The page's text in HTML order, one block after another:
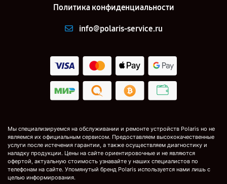
Политика конфиденциальности
info@polaris-service.ru
Мы специализируемся на обслуживании и ремонте устройств Polaris но не
являемся их официальным сервисом. Предоставляем высококачественные
услуги после истечения гарантии, а также осуществляем диагностику и
наладку продукции. Цены на сайте ориентировочные и не являются
офертой, актуальную стоимость узнавайте у наших специалистов по
телефонам на сайте. Упомянутый бренд Polaris используется нами лишь с
целью информирования.